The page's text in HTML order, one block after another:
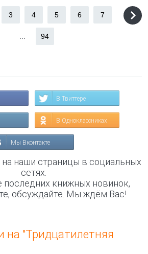
3 4 5 6 7
94
В Твиттере
В Одноклассниках
Мы Вконтакте
наши страницы в социальных
сетях.
последних книжных новинок,
обсуждайте. Мы ждём Вас!
на "Тридцатилетняя